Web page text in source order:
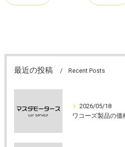
最近の投稿 Recent Posts
2026/05/18
ワコーズ製品の価